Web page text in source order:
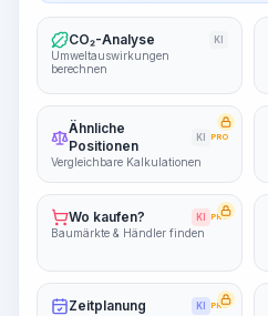
CO₂-Analyse KI
Umweltauswirkungen
berechnen
Ähnliche
Positionen
KI PRO
Vergleichbare Kalkulationen
Wo kaufen? KI PRO
Baumärkte & Händler finden
Zeitplanung KI PRO